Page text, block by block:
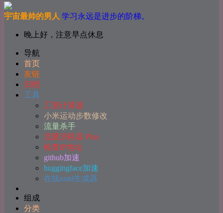
宇宙最帅的男人 学习永远是进步的阶梯。
晚上好，注意早点休息
导航
首页
友链
归档
工具
工资计算器
小米运动步数修改
流量杀手
流量消耗器 Plus
检查IP地址
github加速
huggingface加速
在线uuid生成器
组成
分类